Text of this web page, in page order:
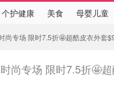
个护健康 美食 母婴儿童
尚专场 限时7.5折🤩超酷皮衣外套
尚专场 限时7.5折🤩